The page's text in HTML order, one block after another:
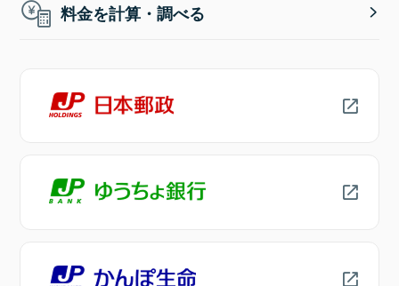
料金を計算・調べる